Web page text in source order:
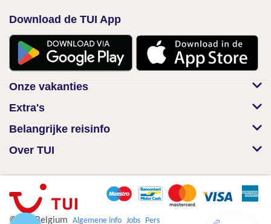
Download de TUI App
Onze vakanties
Extra's
Belangrijke reisinfo
Over TUI
© TUI Belgium Algemene info Jobs Pers